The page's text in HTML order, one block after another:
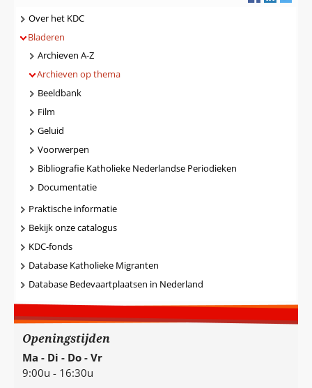
Navigatie
Over het KDC
Bladeren
Archieven A-Z
Archieven op thema
Beeldbank
Film
Geluid
Voorwerpen
Bibliografie Katholieke Nederlandse Periodieken
Documentatie
Praktische informatie
Bekijk onze catalogus
KDC-fonds
Database Katholieke Migranten
Database Bedevaartplaatsen in Nederland
Openingstijden
Ma - Di - Do - Vr
9:00u - 16:30u